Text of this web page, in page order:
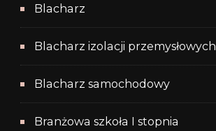
Blacharz
Blacharz izolacji przemysłowych
Blacharz samochodowy
Branżowa szkoła I stopnia